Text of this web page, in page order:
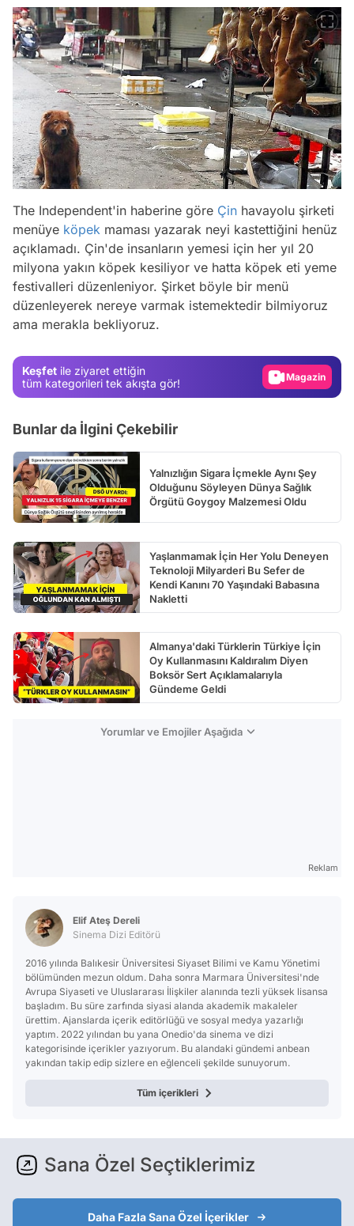
The Independent'in haberine göre Çin havayolu şirketi
menüye köpek maması yazarak neyi kastettiğini henüz
açıklamadı. Çin'de insanların yemesi için her yıl 20
milyona yakın köpek kesiliyor ve hatta köpek eti yeme
festivalleri düzenleniyor. Şirket böyle bir menü
düzenleyerek nereye varmak istemektedir bilmiyoruz
ama merakla bekliyoruz.
Keşfet ile ziyaret ettiğin
tüm kategorileri tek akışta gör!
Video
Video
Bunlar da İlgini Çekebilir
Yalnızlığın Sigara İçmekle Aynı Şey
Olduğunu Söyleyen Dünya Sağlık
Örgütü Goygoy Malzemesi Oldu
Yaşlanmamak İçin Her Yolu Deneyen
Teknoloji Milyarderi Bu Sefer de
Kendi Kanını 70 Yaşındaki Babasına
Nakletti
Almanya'daki Türklerin Türkiye İçin
Oy Kullanmasını Kaldıralım Diyen
Boksör Sert Açıklamalarıyla
Gündeme Geldi
Yorumlar ve Emojiler Aşağıda
Reklam
Elif Ateş Dereli
Sinema Dizi Editörü
2016 yılında Balıkesir Üniversitesi Siyaset Bilimi ve Kamu Yönetimi
bölümünden mezun oldum. Daha sonra Marmara Üniversitesi'nde
Avrupa Siyaseti ve Uluslararası İlişkiler alanında tezli yüksek lisansa
başladım. Bu süre zarfında siyasi alanda akademik makaleler
ürettim. Ajanslarda içerik editörlüğü ve sosyal medya yazarlığı
yaptım. 2022 yılından bu yana Onedio'da sinema ve dizi
kategorisinde içerikler yazıyorum. Bu alandaki gündemi anbean
yakından takip edip sizlere en eğlenceli şekilde sunuyorum.
Tüm içerikleri
Sana Özel Seçtiklerimiz
Daha Fazla Sana Özel İçerikler